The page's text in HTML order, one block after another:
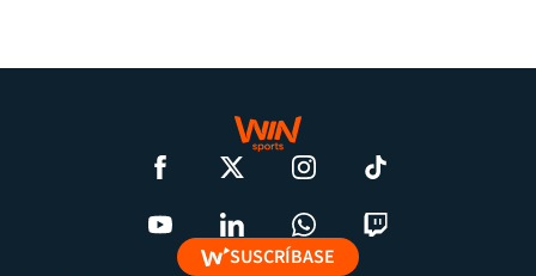
SUSCRÍBASE